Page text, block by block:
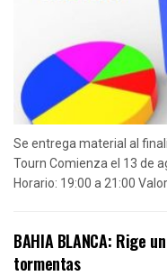
Se entrega material al
Tourn Comienza el 13 de
Horario: 19:00 a 21:00
BAHIA BLANCA: Rige
tormentas